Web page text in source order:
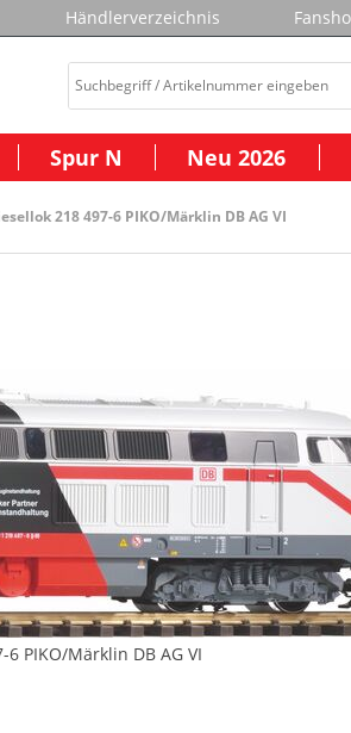
Händlerverzeichnis
Spur N Neu 2026
218 497-6 PIKO/Märklin DB AG VI
6 PIKO/Märklin DB AG VI